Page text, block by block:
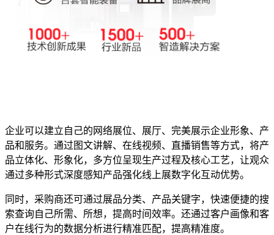
企业可以建立自己的网络展位、展厅、完美展示企业形象、产
品和服务。通过图文讲解、在线视频、直播销售等方式，将产
品立体化、形象化，多方位呈现生产过程及核心工艺，让观众
通过多种形式深度感知产品强化线上展数字化互动优势。
同时，采购商还可通过展品分类、产品关键字，快速便捷的搜
索查询自己所需、所想，提高时间效率。还通过客户画像和客
户在线行为的数据分析进行精准匹配，提高精准度。